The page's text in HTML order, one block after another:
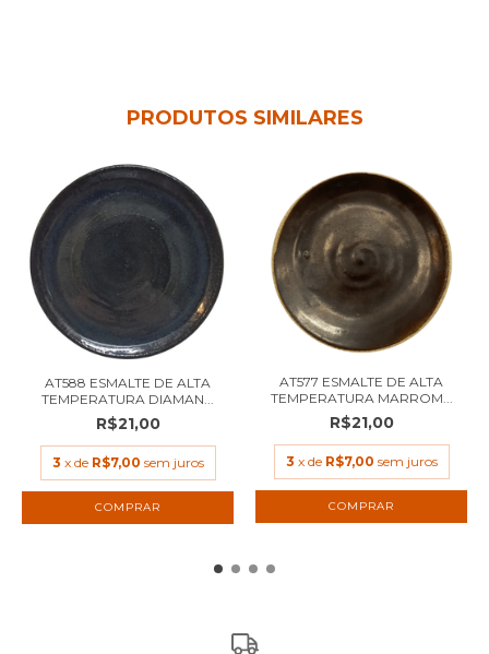
PRODUTOS SIMILARES
AT588 ESMALTE DE ALTA
TEMPERATURA DIAMAN...
R$21,00
3 x de R$7,00 sem juros
COMPRAR
AT577 ESMALTE DE ALTA
TEMPERATURA MARROM...
R$21,00
3 x de R$7,00 sem juros
COMPRAR